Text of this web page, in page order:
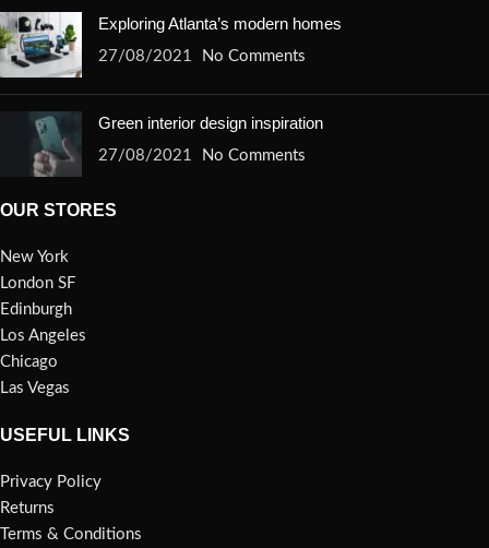
Exploring Atlanta’s modern homes
27/08/2021 No Comments
Green interior design inspiration
27/08/2021 No Comments
OUR STORES
New York
London SF
Edinburgh
Los Angeles
Chicago
Las Vegas
USEFUL LINKS
Privacy Policy
Returns
Terms & Conditions